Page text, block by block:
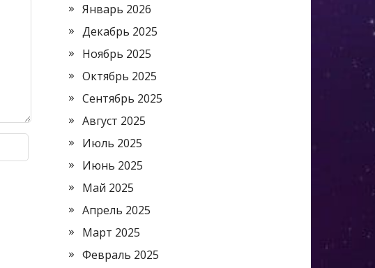
Январь 2026
Декабрь 2025
Ноябрь 2025
Октябрь 2025
Сентябрь 2025
Август 2025
Июль 2025
Июнь 2025
Май 2025
Апрель 2025
Март 2025
Февраль 2025